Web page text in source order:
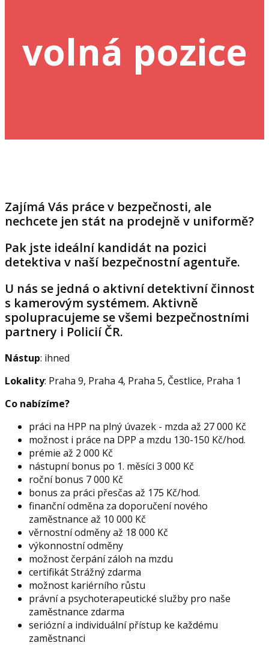
volná pozice
Zajímá Vás práce v bezpečnosti, ale
nechcete jen stát na prodejně v uniformě?
Pak jste ideální kandidát na pozici
detektiva v naší bezpečnostní agentuře.
U nás se jedná o aktivní detektivní činnost
s kamerovým systémem. Aktivně
spolupracujeme se všemi bezpečnostními
partnery i Policií ČR.
Nástup: ihned
Lokality: Praha 9, Praha 4, Praha 5, Čestlice, Praha 1
Co nabízíme?
práci na HPP na plný úvazek - mzda až 27 000 Kč
možnost i práce na DPP a mzdu 130-150 Kč/hod.
prémie až 2 000 Kč
nástupní bonus po 1. měsíci 3 000 Kč
roční bonus 7 000 Kč
bonus za práci přesčas až 175 Kč/hod.
finanční odměna za doporučení nového
zaměstnance až 10 000 Kč
věrnostní odměny až 18 000 Kč
výkonnostní odměny
možnost čerpání záloh na mzdu
certifikát Strážný zdarma
možnost kariérního růstu
právní a psychoterapeutické služby pro naše
zaměstnance zdarma
seriózní a individuální přístup ke každému
zaměstnanci